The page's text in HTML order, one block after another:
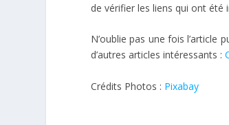
de vérifier les liens qui ont été
N’oublie pas une fois l’article
d’autres articles intéressants :
Crédits Photos : Pixabay